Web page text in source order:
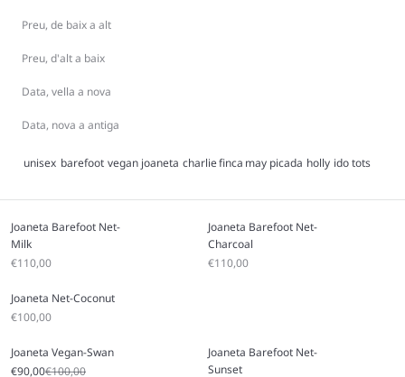
Preu, de baix a alt
Preu, d'alt a baix
Data, vella a nova
Data, nova a antiga
unisex barefoot vegan joaneta charliefinca may picada holly ido tots
Joaneta Barefoot Net-
Milk
Sale price
€110,00
Joaneta Barefoot Net-
Charcoal
Sale price
€110,00
Joaneta Net-Coconut
Sale price
€100,00
Joaneta Vegan-Swan
Sale price
€90,00Regular price
€100,00
Joaneta Barefoot Net-
Sunset